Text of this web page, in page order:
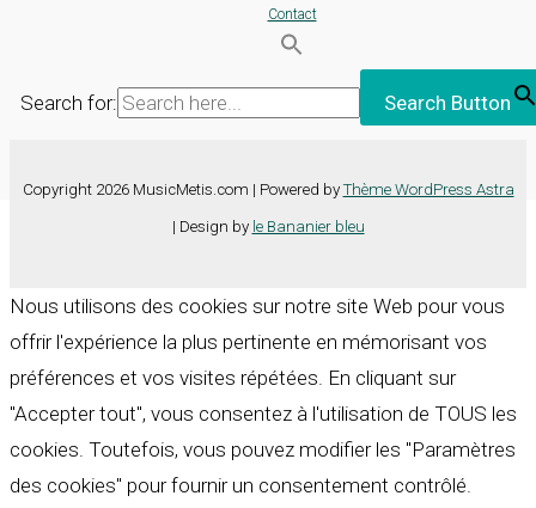
Contact
Search for: Search Button
Copyright 2026 MusicMetis.com | Powered by Thème WordPress Astra
| Design by le Bananier bleu
Nous utilisons des cookies sur notre site Web pour vous
offrir l'expérience la plus pertinente en mémorisant vos
préférences et vos visites répétées. En cliquant sur
"Accepter tout", vous consentez à l'utilisation de TOUS les
cookies. Toutefois, vous pouvez modifier les "Paramètres
des cookies" pour fournir un consentement contrôlé.